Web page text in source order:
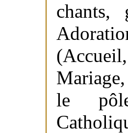
chants,
le